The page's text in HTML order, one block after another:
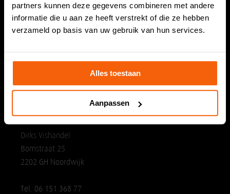
partners kunnen deze gegevens combineren met andere
informatie die u aan ze heeft verstrekt of die ze hebben
verzameld op basis van uw gebruik van hun services.
Alles toestaan
Aanpassen
Woensdag:
08.30 tot 18.00 uur
Donderdag:
08.30 tot 18.00 uur
Vrijdag:
06.00 tot 18.00 uur
Zondag:
Gesloten
Vestiging Noordwijk
Dirks Vishandel
Bomstraat 25
2202 GH Noordwijk
Tel. 06 151 368 77